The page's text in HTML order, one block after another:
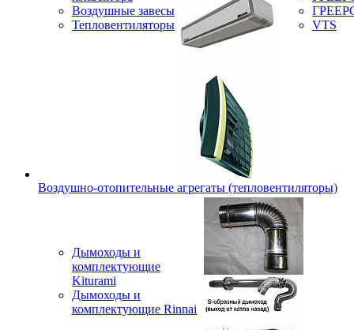
Воздушные завесы
Тепловентиляторы
VTS
Воздушно-отопительные агрегаты (тепловентиляторы)
Дымоходы и
комплектующие
Kiturami
Дымоходы и
комплектующие Rinnai